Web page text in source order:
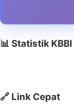
📊 Statistik KBBI
🔗 Link Cepat